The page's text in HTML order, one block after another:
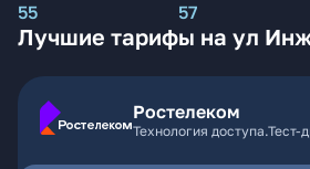
55
57
Лучшие тарифы на ул
Ростелеком
Технология доступа.Тест-